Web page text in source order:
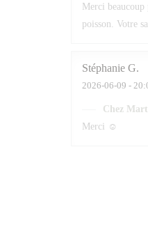
Merci
poisson. Votre
Stéphanie G
2026-06-09 -
Chez
Merci ☺️